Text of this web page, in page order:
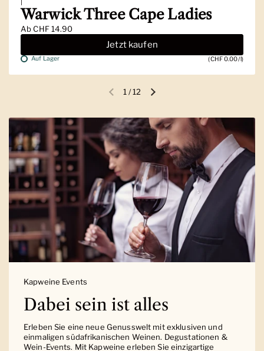
Warwick Three Cape Ladies
AbCHF 14.90
Jetzt kaufen
Auf Lager (CHF 0.00/l)
Vorherige FolieNächste Folie
1/12
Kapweine Events
Dabei sein ist alles
Erleben Sie eine neue Genusswelt mit exklusiven und
einmaligen südafrikanischen Weinen. Degustationen &
Wein-Events. Mit Kapweine erleben Sie einzigartige